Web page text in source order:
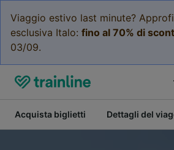
Viaggio estivo last minute?
esclusiva Italo: fino al 70% di
03/09.
Acquista biglietti Dettagli del